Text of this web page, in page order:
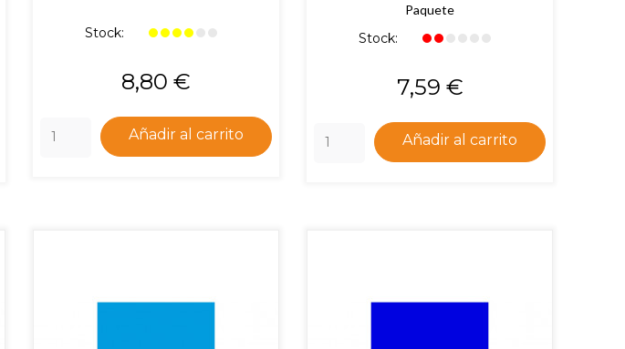
Stock:
Precio
8,80 €
Añadir al carrito
Paquete
Stock:
Precio
7,59 €
Añadir al carrito